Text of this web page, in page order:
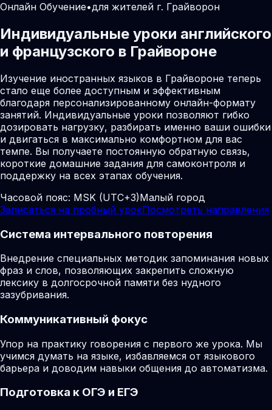
Онлайн Обучение•для жителей г. Грайворон
Индивидуальные уроки английского
и французского в Грайвороне
Изучение иностранных языков в Грайвороне теперь
стало еще более доступным и эффективным
благодаря персонализированному онлайн-формату
занятий. Индивидуальные уроки позволяют гибко
дозировать нагрузку, разбирать именно ваши ошибки
и двигаться в максимально комфортном для вас
темпе. Вы получаете постоянную обратную связь,
короткие домашние задания для самоконтроля и
поддержку на всех этапах обучения.
Часовой пояс: MSK (UTC+3)Малый город
Записаться на пробный урокПосмотреть направления
Система интервального повторения
Внедрение специальных методик запоминания новых
фраз и слов, позволяющих закрепить сложную
лексику в долгосрочной памяти без нудного
зазубривания.
Коммуникативный фокус
Упор на практику говорения с первого же урока. Мы
учимся думать на языке, избавляемся от языкового
барьера и доводим навыки общения до автоматизма.
Подготовка к ОГЭ и ЕГЭ